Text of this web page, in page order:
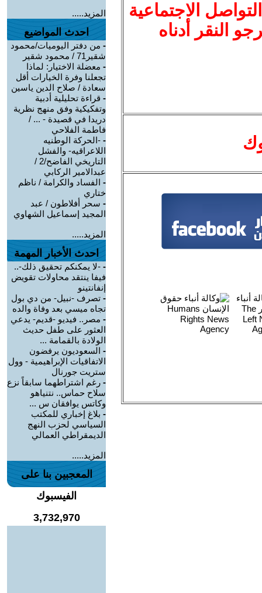
الاجتماعية
النقر أدناه
المزيد.....
احدث المواضيع
- من دفتر اليوميات/محمود
شقير71 / محمود شقير
- معضلة الاختيار: لماذا
تجعلنا وفرة الخيارات أقل
سعادة / صلاح الدين ياسين
- قراءة تحليلية أدبية
وتفكيكية وفق منهج نظرية
دريدا في قصيدة - ... /
فاطمة الفلاحي
- -الحركة الوطنيه
اللاعراقيه- والفشل
التاريخي الفاضح/2 /
عبدالامير الركابي
- الفساد والكرامة / ناظم
ختاري
- سحر أفلاطون / عبد
المجيد إسماعيل الشهاوي
المزيد.....
احدث الأخبار المهمة
- -لا يمكنكم تحقيق ذلك-..
فيفا ينتقد محاولات تقويض
إنفانتينو
- تصرف -نبيل- من دي بول
تجاه ميسي بعد وفاة والده
- مصر.. فيديو -قديم- يدعي
العثور على طفل حديث
الولادة بالقمامة ...
- السعوديون يرفضون
الاتفاقيات الإبراهيمية - وول
ستريت جورنال
- رغم اشتراطهما سابقاً نزع
سلاح حماس.. نتنياهو
وكاتس يوافقان س ...
- بلاغ إخباري للمكتب
السياسي لحزب النهج
الديمقراطي العمالي
المزيد.....
المعجبين بنا على
الفيسبوك
3,732,970